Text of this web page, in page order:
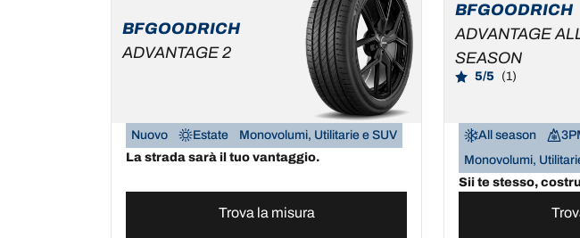
BFGOODRICH
ADVANTAGE 2
Nuovo Estate
Monovolumi, Utilitarie e SUV
La strada sarà il tuo vantaggio.
Trova la misura
BFGOODRICH
ADVANTAGE
SEASON
5/5 (1)
All season
Monovolumi,
Sii te stesso,